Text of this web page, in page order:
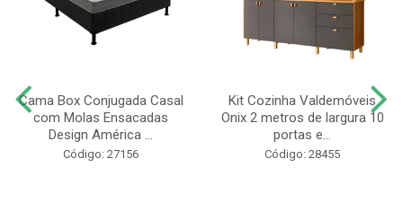
Cama Box Conjugada Casal
com Molas Ensacadas
Design América ...
Código: 27156
Kit Cozinha Valdemóveis
Onix 2 metros de largura 10
portas e...
Código: 28455